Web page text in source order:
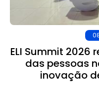
ELI Summit
das pessoas
inovação